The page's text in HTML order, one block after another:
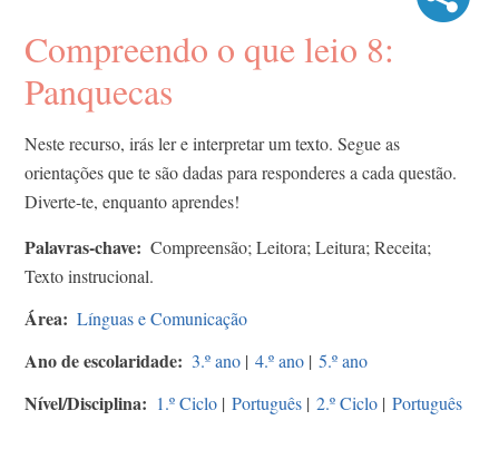
Compreendo o que leio 8:
Panquecas
Neste recurso, irás ler e interpretar um texto. Segue as
orientações que te são dadas para responderes a cada questão.
Diverte-te, enquanto aprendes!
Palavras-chave
Compreensão; Leitora; Leitura; Receita;
Texto instrucional.
Área Línguas e Comunicação
Ano de escolaridade 3.º ano | 4.º ano | 5.º ano
Nível/Disciplina 1.º Ciclo | Português | 2.º Ciclo | Português